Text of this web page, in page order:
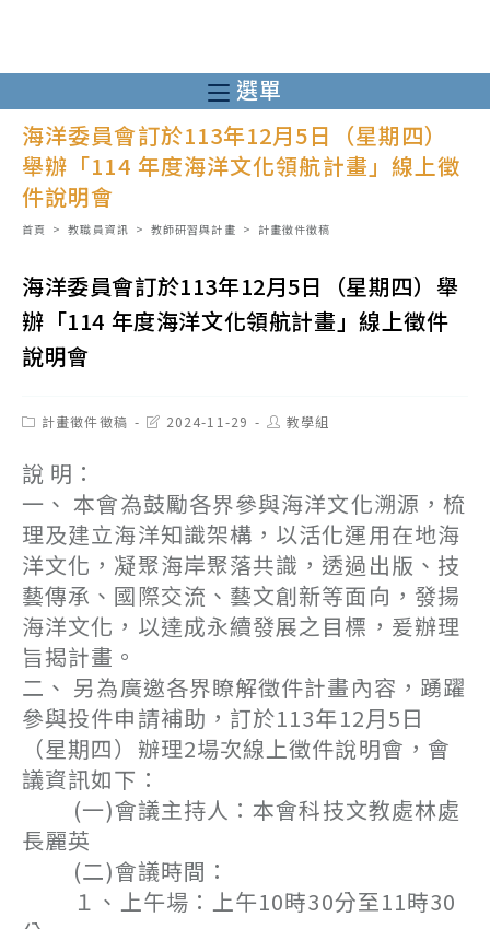
至
主
容
選單
海洋委員會訂於113年12月5日（星期四）
舉辦「114 年度海洋文化領航計畫」線上徵
件說明會
首頁 > 教職員資訊 > 教師研習與計畫 > 計畫徵件徵稿
海洋委員會訂於113年12月5日（星期四）舉
辦「114 年度海洋文化領航計畫」線上徵件
說明會
Post計畫徵件徵稿
Post2024-11-29
Post教學組
說 明：
一、 本會為鼓勵各界參與海洋文化溯源，梳
理及建立海洋知識架構，以活化運用在地海
洋文化，凝聚海岸聚落共識，透過出版、技
藝傳承、國際交流、藝文創新等面向，發揚
海洋文化，以達成永續發展之目標，爰辦理
旨揭計畫。
二、 另為廣邀各界瞭解徵件計畫內容，踴躍
參與投件申請補助，訂於113年12月5日
（星期四）辦理2場次線上徵件說明會，會
議資訊如下：
(一)會議主持人：本會科技文教處林處
長麗英
(二)會議時間：
１、上午場：上午10時30分至11時30